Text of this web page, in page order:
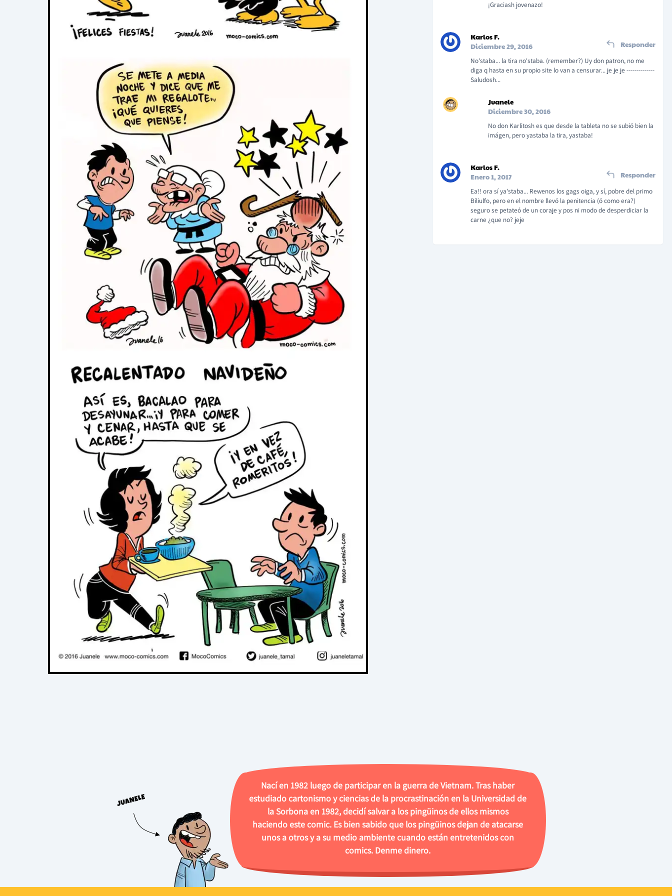
¡Graciash jovenazo!
Karlos F.
Diciembre 29, 2016
No'staba... la tira no'staba. (remember?) Uy don patron, no me
diga q hasta en su propio site lo van a censurar... je je je --------------
Saludosh...
Responder
Juanele
Diciembre 30, 2016
No don Karlitosh es que desde la tableta no se subió bien la
imágen, pero yastaba la tira, yastaba!
Karlos F.
Enero 1, 2017
Ea!! ora sí ya'staba... Rewenos los gags oiga, y sí, pobre del primo
Biliulfo, pero en el nombre llevó la penitencia (ó como era?)
seguro se petateó de un coraje y pos ni modo de desperdiciar la
carne ¿que no? jeje
Responder
Nací en 1982 luego de participar en la guerra de Vietnam. Tras haber
estudiado cartonismo y ciencias de la procrastinación en la Universidad de
la Sorbona en 1982, decidí salvar a los pingüinos de ellos mismos
haciendo este comic. Es bien sabido que los pingüinos dejan de atacarse
unos a otros y a su medio ambiente cuando están entretenidos con
comics. Denme dinero.